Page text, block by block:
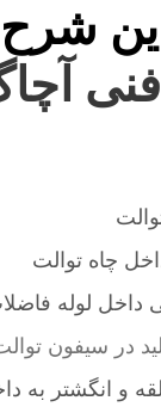
این
چاه توالت
داخل لوله
در سیفون
و انگشتر به